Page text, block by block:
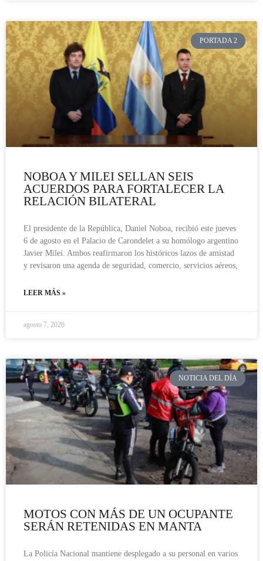
PORTADA 2
NOBOA Y MILEI SELLAN SEIS
ACUERDOS PARA FORTALECER LA
RELACIÓN BILATERAL
El presidente de la República, Daniel Noboa, recibió este jueves
6 de agosto en el Palacio de Carondelet a su homólogo argentino
Javier Milei. Ambos reafirmaron los históricos lazos de amistad
y revisaron una agenda de seguridad, comercio, servicios aéreos,
LEER MÁS »
agosto 7, 2026
NOTICIA DEL DÍA
MOTOS CON MÁS DE UN OCUPANTE
SERÁN RETENIDAS EN MANTA
La Policía Nacional mantiene desplegado a su personal en varios